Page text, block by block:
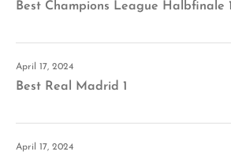
Best Champions League Halbfinale 1
April 17, 2024
Best Real Madrid 1
April 17, 2024